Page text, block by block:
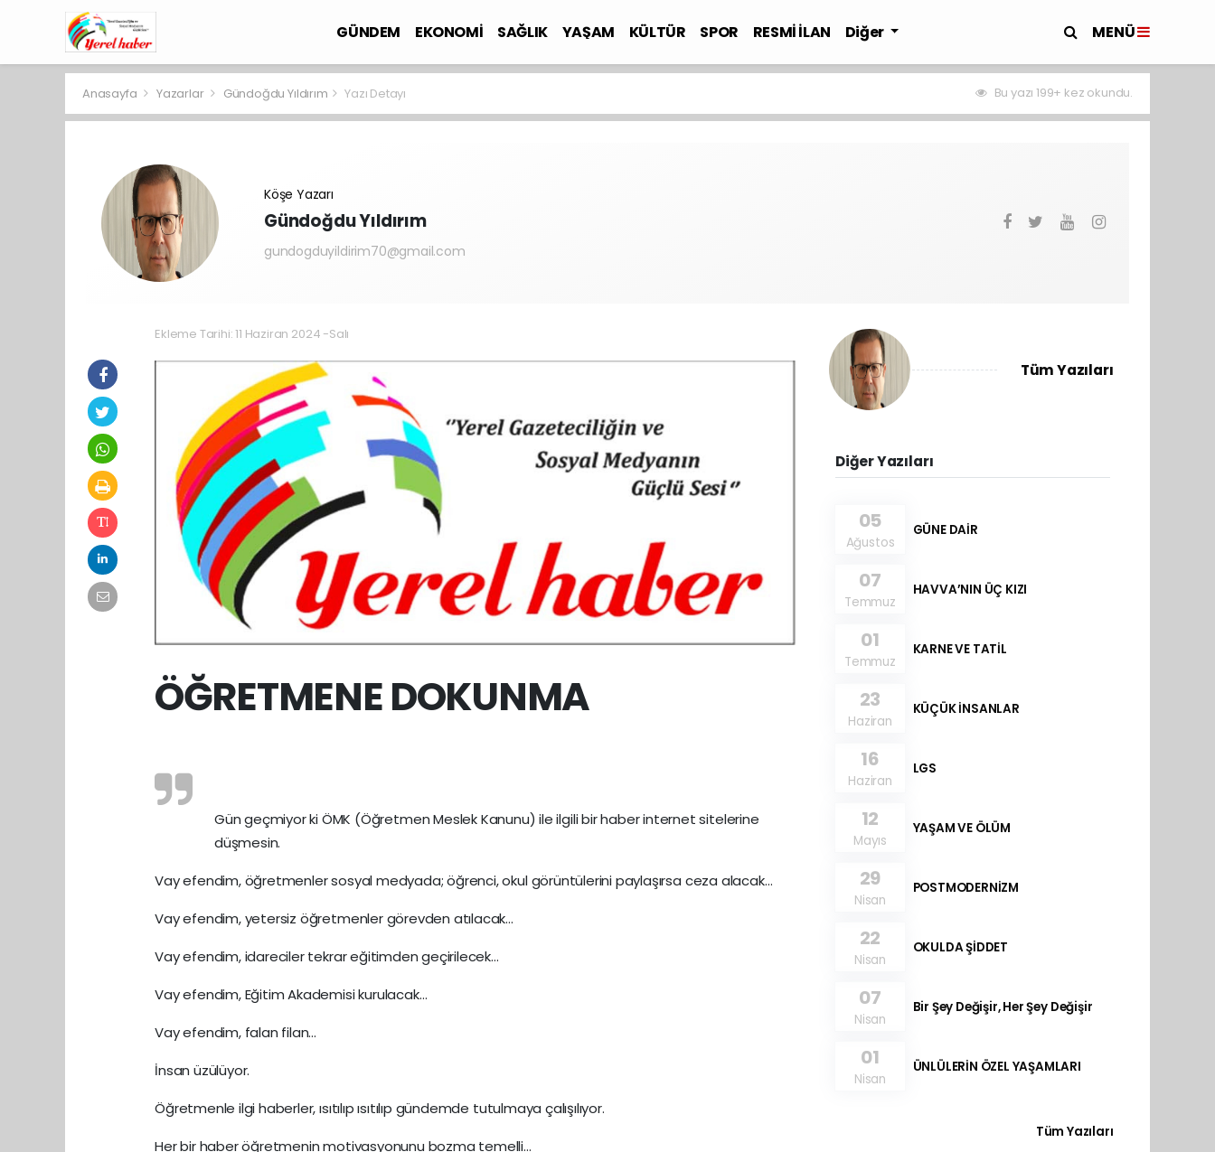
GÜNDEM EKONOMİ SAĞLIK YAŞAM KÜLTÜR SPOR RESMİ İLAN Diğer MENÜ
Anasayfa Yazarlar Gündoğdu Yıldırım Yazı Detayı Bu yazı 199+ kez okundu.
Köşe Yazarı
Gündoğdu Yıldırım
gundogduyildirim70@gmail.com
Ekleme Tarihi: 11 Haziran 2024 -Salı
ÖĞRETMENE DOKUNMA
Gün geçmiyor ki ÖMK (Öğretmen Meslek Kanunu) ile ilgili bir haber internet sitelerine
düşmesin.
Vay efendim, öğretmenler sosyal medyada; öğrenci, okul görüntülerini paylaşırsa ceza alacak…
Vay efendim, yetersiz öğretmenler görevden atılacak…
Vay efendim, idareciler tekrar eğitimden geçirilecek…
Vay efendim, Eğitim Akademisi kurulacak…
Vay efendim, falan filan…
İnsan üzülüyor.
Öğretmenle ilgi haberler, ısıtılıp ısıtılıp gündemde tutulmaya çalışılıyor.
Her bir haber öğretmenin motivasyonunu bozma temelli…
Tüm Yazıları
Diğer Yazıları
05
Ağustos
GÜNE DAİR
07
Temmuz
HAVVA’NIN ÜÇ KIZI
01
Temmuz
KARNE VE TATİL
23
Haziran
KÜÇÜK İNSANLAR
16
Haziran
LGS
12
Mayıs
YAŞAM VE ÖLÜM
29
Nisan
POSTMODERNİZM
22
Nisan
OKULDA ŞİDDET
07
Nisan
Bir Şey Değişir, Her Şey Değişir
01
Nisan
ÜNLÜLERİN ÖZEL YAŞAMLARI
Tüm Yazıları